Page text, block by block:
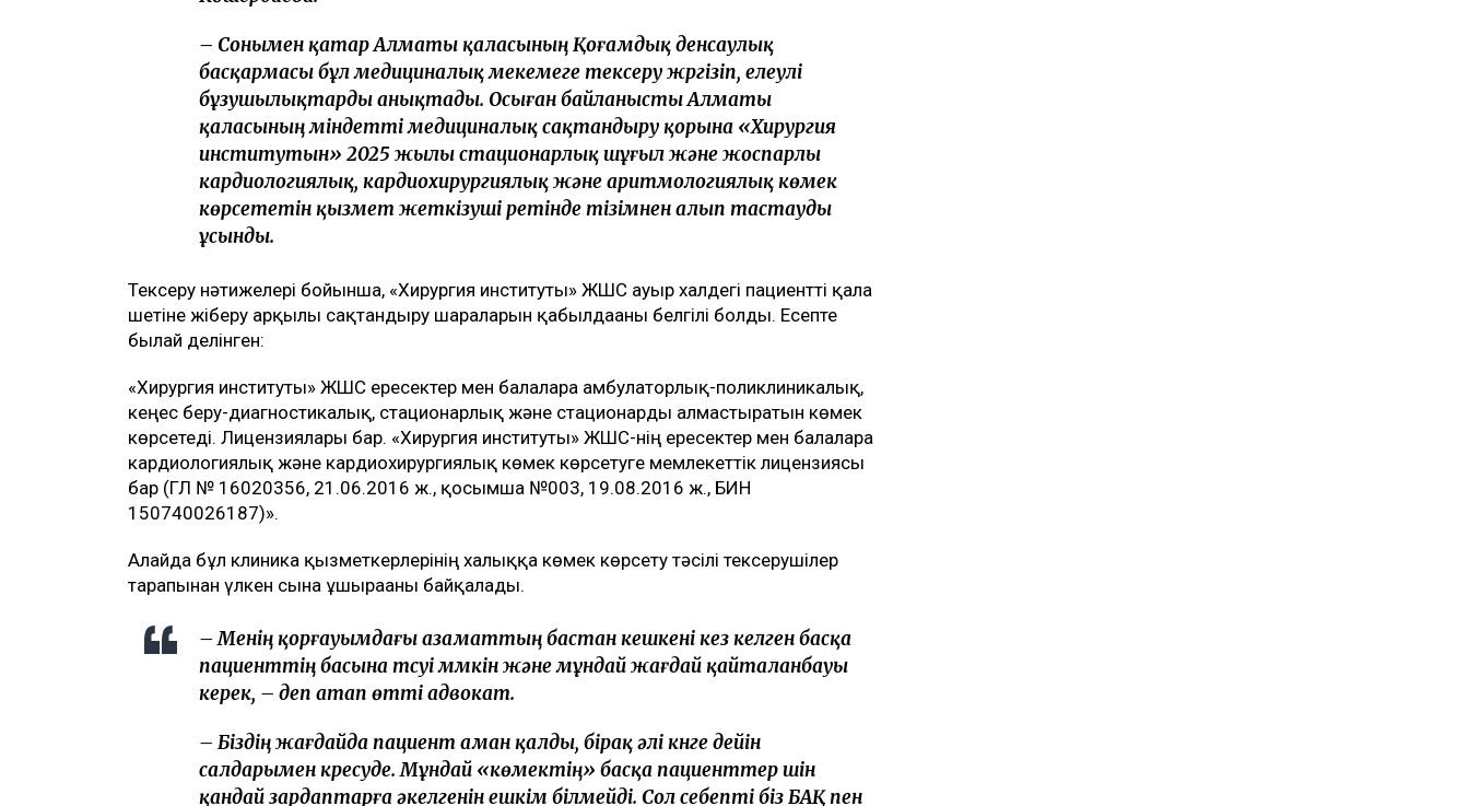
– Сонымен қатар Алматы қаласының Қоғамдық денсаулық
басқармасы бұл медициналық мекемеге тексеру жүргізіп, елеулі
бұзушылықтарды анықтады. Осыған байланысты Алматы
қаласының міндетті медициналық сақтандыру қорына «Хирургия
институтын» 2025 жылы стационарлық шұғыл және жоспарлы
кардиологиялық, кардиохирургиялық және аритмологиялық көмек
көрсететін қызмет жеткізуші ретінде тізімнен алып тастауды
ұсынды.
Тексеру нәтижелері бойынша, «Хирургия институты» ЖШС ауыр халдегі пациентті қала
шетіне жіберу арқылы сақтандыру шараларын қабылдағаны белгілі болды. Есепте
былай делінген:
«Хирургия институты» ЖШС ересектер мен балаларға амбулаторлық-поликлиникалық,
кеңес беру-диагностикалық, стационарлық және стационарды алмастыратын көмек
көрсетеді. Лицензиялары бар. «Хирургия институты» ЖШС-нің ересектер мен балаларға
кардиологиялық және кардиохирургиялық көмек көрсетуге мемлекеттік лицензиясы
бар (ГЛ № 16020356, 21.06.2016 ж., қосымша №003, 19.08.2016 ж., БИН
150740026187)».
Алайда бұл клиника қызметкерлерінің халыққа көмек көрсету тәсілі тексерушілер
тарапынан үлкен сынға ұшырағаны байқалады.
– Менің қорғауымдағы азаматтың бастан кешкені кез келген басқа
пациенттің басына түсуі мүмкін және мұндай жағдай қайталанбауы
керек, – деп атап өтті адвокат.
– Біздің жағдайда пациент аман қалды, бірақ әлі күнге дейін
салдарымен күресуде. Мұндай «көмектің» басқа пациенттер үшін
қандай зардаптарға әкелгенін ешкім білмейді. Сол себепті біз БАҚ пен